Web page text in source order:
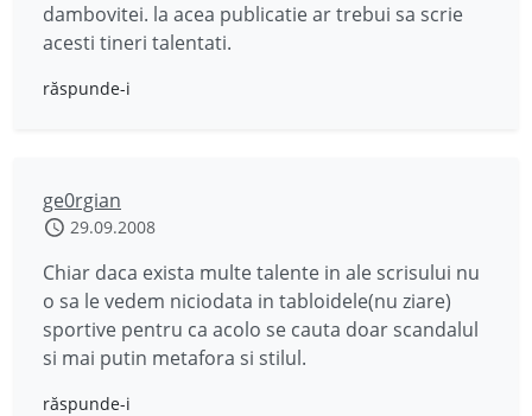
dambovitei. la acea publicatie ar trebui sa scrie
acesti tineri talentati.
răspunde-i
ge0rgian
29.09.2008
Chiar daca exista multe talente in ale scrisului nu
o sa le vedem niciodata in tabloidele(nu ziare)
sportive pentru ca acolo se cauta doar scandalul
si mai putin metafora si stilul.
răspunde-i